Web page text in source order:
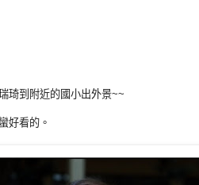
琦到附近的國小出外景~~
好看的。